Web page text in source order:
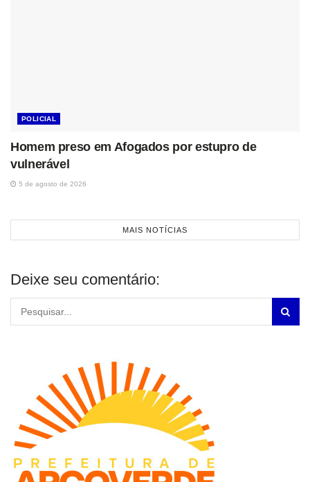
POLICIAL
Homem preso em Afogados por estupro de
vulnerável
5 de agosto de 2026
MAIS NOTÍCIAS
Deixe seu comentário: